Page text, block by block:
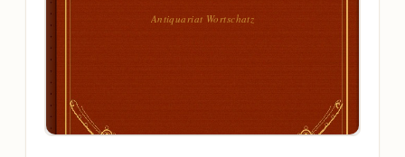
Antiquariat Wortschatz